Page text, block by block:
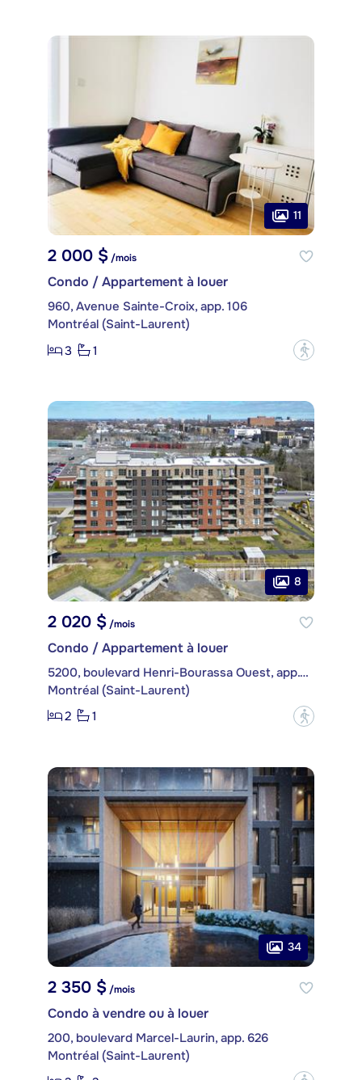
11
2 000 $/mois
Condo / Appartement à louer
960, Avenue Sainte-Croix, app. 106
Montréal (Saint-Laurent)
3
1 ?
8
2 020 $ /mois
Condo / Appartement à louer
5200, boulevard Henri-Bourassa Ouest, app. 707
Montréal (Saint-Laurent)
2
1 ?
34
2 350 $/mois
Condo à vendre ou à louer
200, boulevard Marcel-Laurin, app. 626
Montréal (Saint-Laurent)